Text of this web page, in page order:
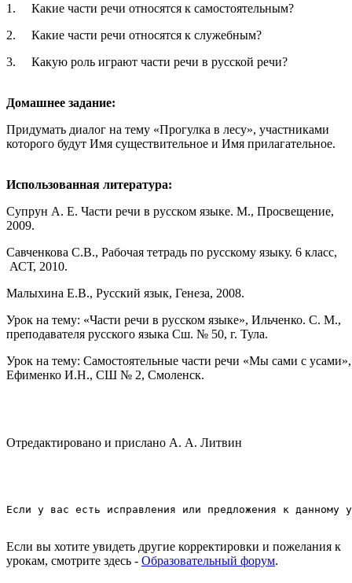
1.
Какие части речи относятся к самостоятельным?
2.
Какие части речи относятся к служебным?
3.
Какую роль играют части речи в русской речи?
Домашнее задание:
Придумать диалог на тему «Прогулка в лесу», участниками
которого будут Имя существительное и Имя прилагательное.
Использованная литература:
Супрун А. Е. Части речи в русском языке. М., Просвещение,
2009.
Савченкова С.В., Рабочая тетрадь по русскому языку. 6 класс,
АСТ, 2010.
Малыхина Е.В., Русский язык, Генеза, 2008.
Урок на тему: «Части речи в русском языке», Ильченко. С. М.,
преподавателя русского языка Сш. № 50, г. Тула.
Урок на тему: Самостоятельные части речи «Мы сами с усами»,
Ефименко И.Н., СШ № 2, Смоленск.
Отредактировано и прислано А. А. Литвин
Если у вас есть исправления или предложения к данному
Если вы хотите увидеть другие корректировки и пожелания к
урокам, смотрите здесь - Образовательный форум.